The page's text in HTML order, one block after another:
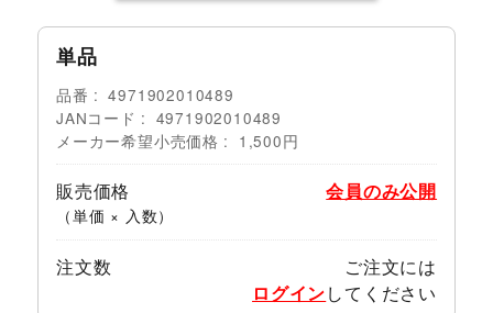
単品
品番
4971902010489
JANコード
4971902010489
メーカー希望小売価格
1,500円
販売価格
（単価 × 入数）
会員のみ公開
注文数
ご注文には
ログインしてください